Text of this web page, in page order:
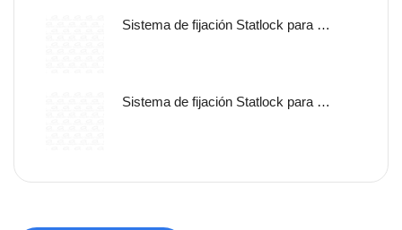
Sistema de fijación Statlock para sonda nasogástrica y sondas de alimentación enteral, tamaño pediátrico, auto adherible.
Sistema de fijación Statlock para sonda nasogástrica y sondas de alimentación enteral, tamaño pediátrico, libre de latex.